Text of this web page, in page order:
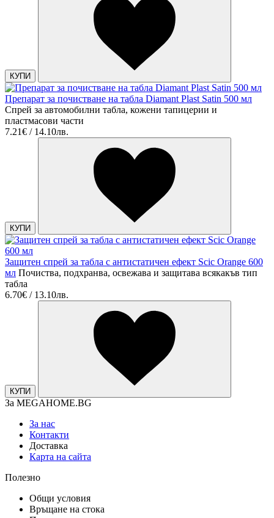
КУПИ
Препарат за почистване на табла Diamant Plast Satin 500 мл
Спрей за автомобилни табла, кожени тапицерии и
пластмасови части
7.21€ / 14.10лв.
КУПИ
Защитен спрей за табла с антистатичен ефект Scic Orange 600
мл Почиства, подхранва, освежава и защитава всякакъв тип
табла
6.70€ / 13.10лв.
КУПИ
За MEGAHOME.BG
За нас
Контакти
Доставка
Карта на сайта
Полезно
Общи условия
Връщане на стока